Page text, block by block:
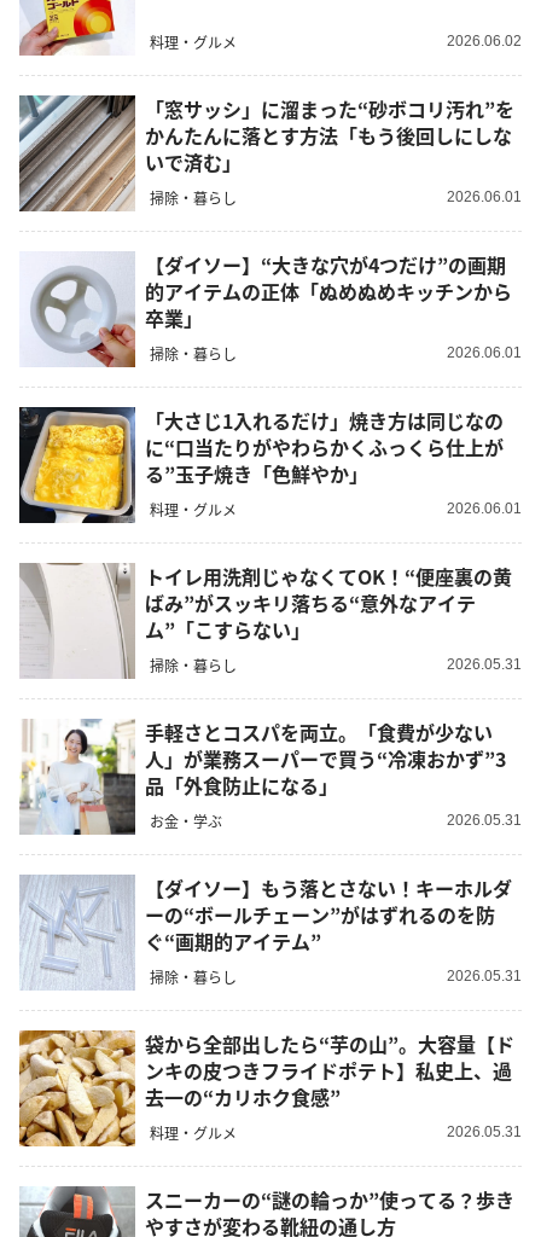
料理・グルメ 2026.06.02
「窓サッシ」に溜まった“砂ボコリ汚れ”を
かんたんに落とす方法「もう後回しにしな
いで済む」
掃除・暮らし 2026.06.01
【ダイソー】“大きな穴が4つだけ”の画期
的アイテムの正体「ぬめぬめキッチンから
卒業」
掃除・暮らし 2026.06.01
「大さじ1入れるだけ」焼き方は同じなの
に“口当たりがやわらかくふっくら仕上が
る”玉子焼き「色鮮やか」
料理・グルメ 2026.06.01
トイレ用洗剤じゃなくてOK！“便座裏の黄
ばみ”がスッキリ落ちる“意外なアイテ
ム”「こすらない」
掃除・暮らし 2026.05.31
手軽さとコスパを両立。「食費が少ない
人」が業務スーパーで買う“冷凍おかず”3
品「外食防止になる」
お金・学ぶ 2026.05.31
【ダイソー】もう落とさない！キーホルダ
ーの“ボールチェーン”がはずれるのを防
ぐ“画期的アイテム”
掃除・暮らし 2026.05.31
袋から全部出したら“芋の山”。大容量【ド
ンキの皮つきフライドポテト】私史上、過
去一の“カリホク食感”
料理・グルメ 2026.05.31
スニーカーの“謎の輪っか”使ってる？歩き
やすさが変わる靴紐の通し方